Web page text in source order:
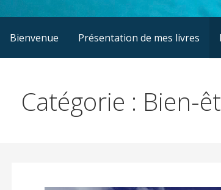
Bienvenue Présentation de mes livres
Catégorie : Bien-